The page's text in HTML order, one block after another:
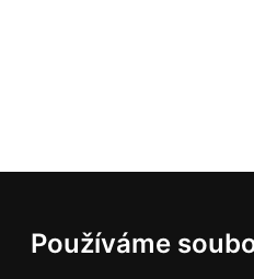
Používáme